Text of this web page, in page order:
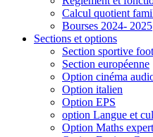
Calcul quotient
Bourses 2024- 2025
Sections et options
Section sportive
Section européenne
Option cinéma
Option italien
Option EPS
option Langue et
Option Maths